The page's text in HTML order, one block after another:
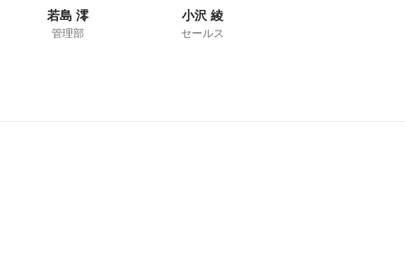
若島 澪
管理部
小沢 綾
セールス